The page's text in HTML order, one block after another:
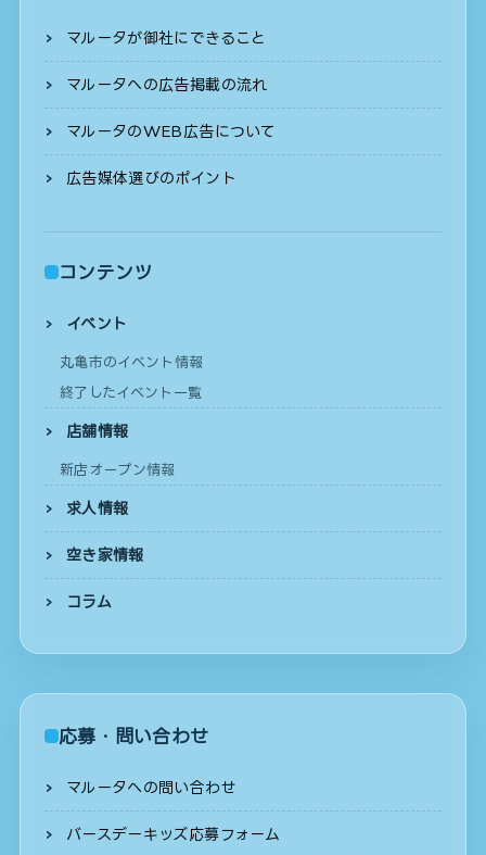
マルータが御社にできること
マルータへの広告掲載の流れ
マルータのWEB広告について
広告媒体選びのポイント
コンテンツ
イベント
丸亀市のイベント情報
終了したイベント一覧
店舗情報
新店オープン情報
求人情報
空き家情報
コラム
応募・問い合わせ
マルータへの問い合わせ
バースデーキッズ応募フォーム